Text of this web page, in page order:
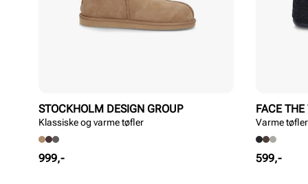
STOCKHOLM DESIGN GROUP
Klassiske og varme tøfler
Pris
999,-
FACE THE
Varme tøfler
Pris
599,-